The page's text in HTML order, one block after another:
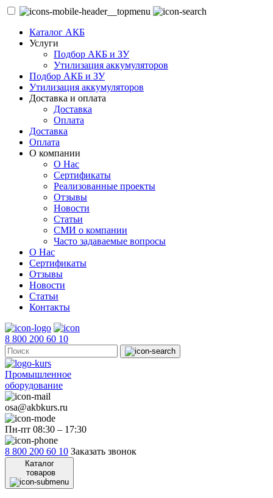
Каталог АКБ
Услуги
Подбор АКБ и ЗУ
Утилизация аккумуляторов
Подбор АКБ и ЗУ
Утилизация аккумуляторов
Доставка и оплата
Доставка
Оплата
Доставка
Оплата
О компании
О Нас
Сертификаты
Реализованные проекты
Отзывы
Новости
Статьи
СМИ о компании
Часто задаваемые вопросы
О Нас
Сертификаты
Отзывы
Новости
Статьи
Контакты
8 800 200 60 10
Промышленное
оборудование
osa@akbkurs.ru
Пн-пт 08:30 – 17:30
8 800 200 60 10 Заказать звонок
Каталог
товаров